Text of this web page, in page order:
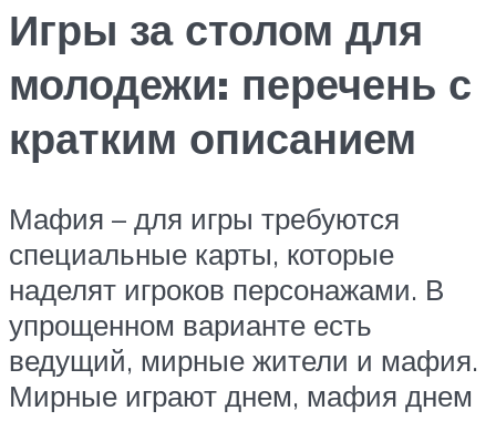
Игры за столом для
молодежи: перечень с
кратким описанием
Мафия – для игры требуются
специальные карты, которые
наделят игроков персонажами. В
упрощенном варианте есть
ведущий, мирные жители и мафия.
Мирные играют днем, мафия днем